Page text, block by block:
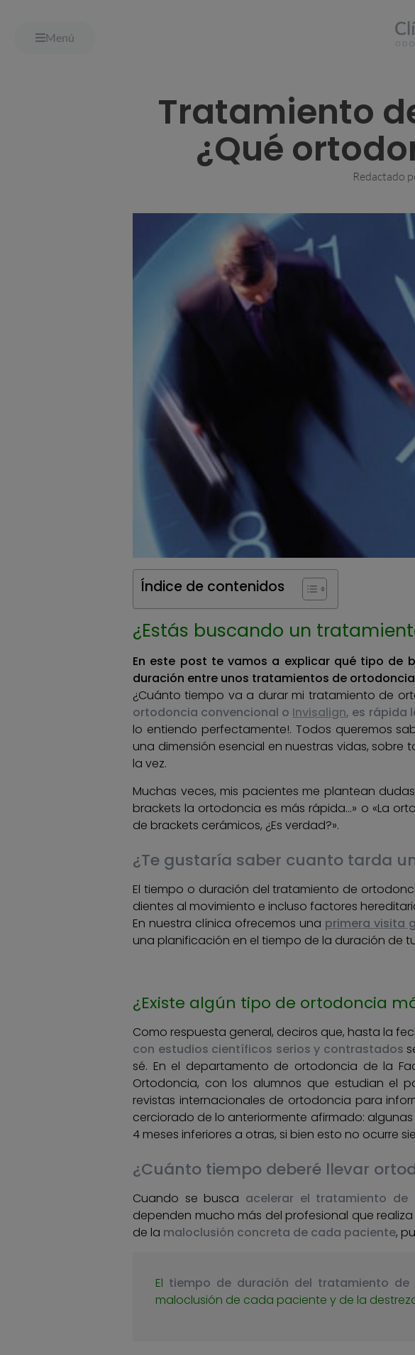
Menú
Tratamiento
¿Qué
Redactado
Índice de contenidos
¿Estás buscando un
En este post te vamos a explicar qué tipo de
duración entre unos tratamientos de
¿Cuánto tiempo va a durar mi tratamiento de
ortodoncia convencional o Invisalign, es rápida
lo entiendo perfectamente!. Todos queremos
una dimensión esencial en nuestras vidas,
la vez.
Muchas veces, mis pacientes me plantean
brackets la ortodoncia es más rápida…» o «La
de brackets cerámicos, ¿Es verdad?».
¿Te gustaría saber cuanto tarda
El tiempo o duración del tratamiento de
dientes al movimiento e incluso factores
En nuestra clínica ofrecemos una primera visita
una planificación en el tiempo de la duración de
¿Existe algún tipo de ortodoncia
Como respuesta general, deciros que, hasta la
con estudios científicos serios y contrastados
sé. En el departamento de ortodoncia de la
Ortodoncia, con los alumnos que estudian el
revistas internacionales de ortodoncia para
cerciorado de lo anteriormente afirmado:
4 meses inferiores a otras, si bien esto no ocurre
¿Cuánto tiempo deberé llevar
Cuando se busca acelerar el tratamiento de
dependen mucho más del profesional que
de la maloclusión concreta de cada paciente,
El tiempo de duración del tratamiento
maloclusión de cada paciente y de la